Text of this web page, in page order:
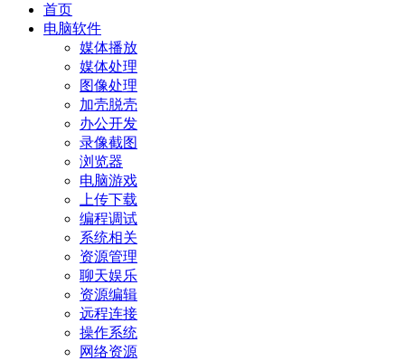
首页
电脑软件
媒体播放
媒体处理
图像处理
加壳脱壳
办公开发
录像截图
浏览器
电脑游戏
上传下载
编程调试
系统相关
资源管理
聊天娱乐
资源编辑
远程连接
操作系统
网络资源